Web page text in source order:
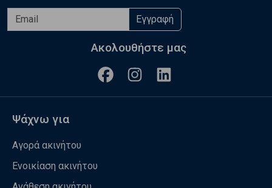
Εγγραφή
Ακολουθήστε μας
Ψάχνω για
Αγορά ακινήτου
Ενοικίαση ακινήτου